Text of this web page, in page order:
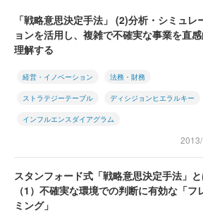
「戦略意思決定手法」 (2)分析・シミュレ
ョンを活用し、複雑で不確実な事業を直
理解する
経営・イノベーション 法務・財務
ストラテジーテーブル ディシジョンヒエラルキー
インフルエンスダイアグラム
スタンフォード式「戦略意思決定手法」と
（1）不確実な環境での判断に有効な「フ
ミング」